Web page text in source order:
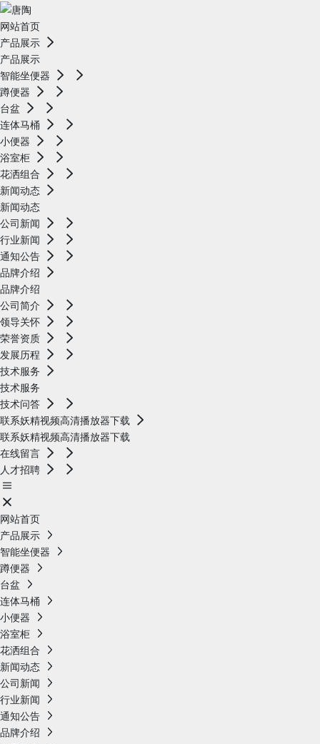
网站首页
产品展示
产品展示
智能坐便器
蹲便器
台盆
连体马桶
小便器
浴室柜
花洒组合
新闻动态
新闻动态
公司新闻
行业新闻
通知公告
品牌介绍
品牌介绍
公司简介
领导关怀
荣誉资质
发展历程
技术服务
技术服务
技术问答
联系妖精视频高清播放器下载
联系妖精视频高清播放器下载
在线留言
人才招聘
网站首页
产品展示
智能坐便器
蹲便器
台盆
连体马桶
小便器
浴室柜
花洒组合
新闻动态
公司新闻
行业新闻
通知公告
品牌介绍